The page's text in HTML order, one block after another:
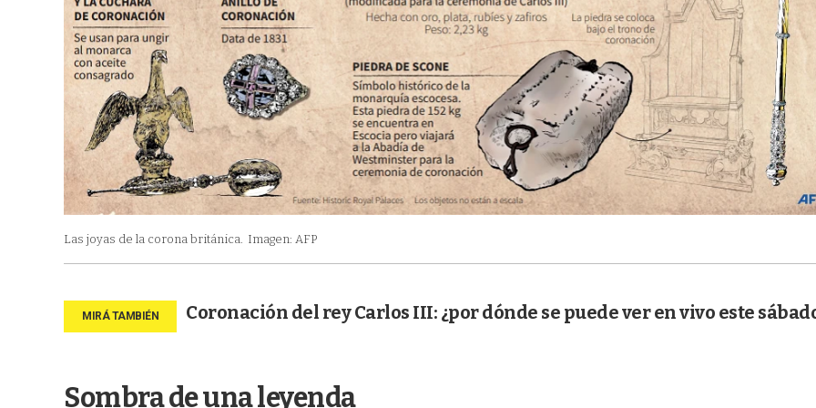
Las joyas de la corona británica. Imagen: AFP
Coronación del rey Carlos III: ¿por dónde se puede ver en vivo este
Sombra de una leyenda